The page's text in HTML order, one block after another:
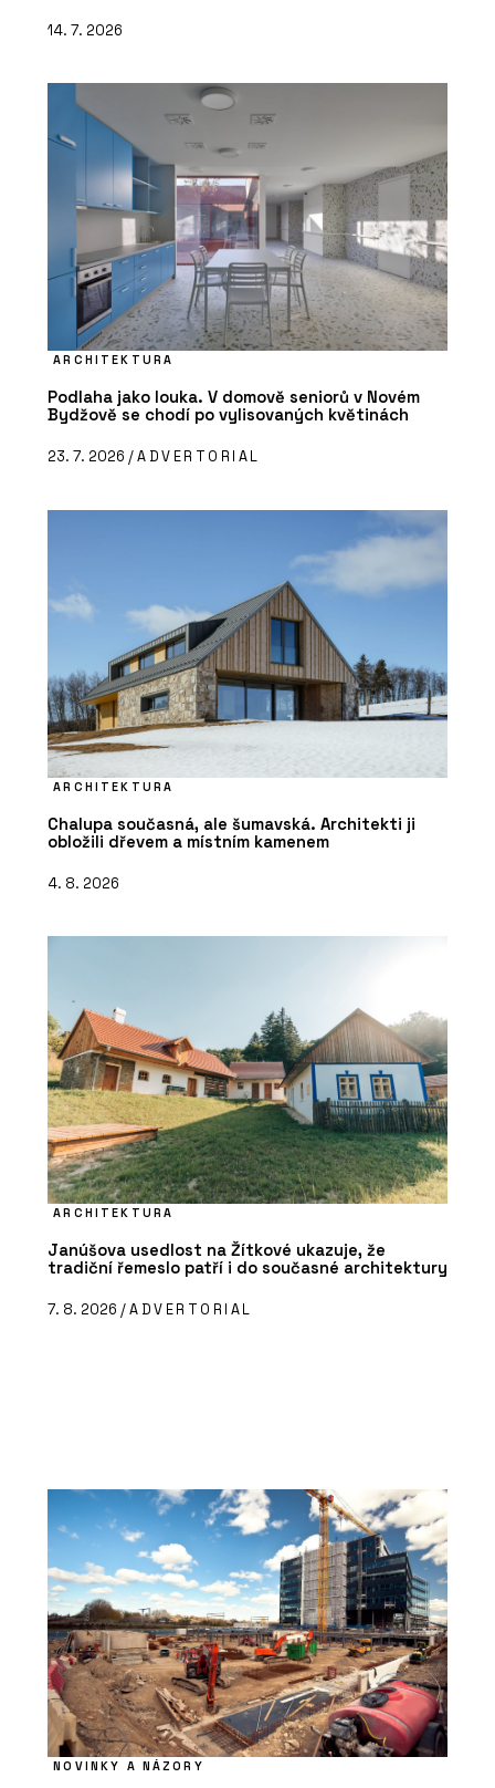
14. 7. 2026
ARCHITEKTURA
Podlaha jako louka. V domově seniorů v Novém
Bydžově se chodí po vylisovaných květinách
23. 7. 2026 /ADVERTORIAL
ARCHITEKTURA
Chalupa současná, ale šumavská. Architekti ji
obložili dřevem a místním kamenem
4. 8. 2026
ARCHITEKTURA
Janúšova usedlost na Žítkové ukazuje, že
tradiční řemeslo patří i do současné architektury
7. 8. 2026 /ADVERTORIAL
NOVINKY A NÁZORY